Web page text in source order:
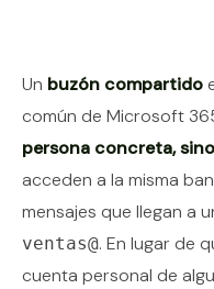
Contenido
Un buzón compartido
común de Microsoft
persona concreta,
acceden a la misma
mensajes que llegan a
ventas@. En lugar de
cuenta personal de